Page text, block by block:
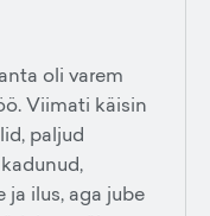
oli varem
Viimati käisin
paljud
ja ilus, aga jube